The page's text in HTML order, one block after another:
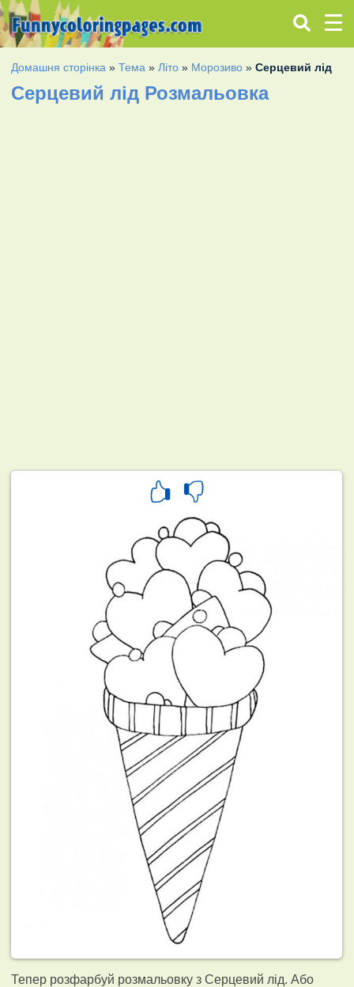
Домашня сторінка »Тема » Літо » Морозиво »Серцевий лід
Серцевий лід Розмальовка
Тепер розфарбуй розмальовку з Серцевий лід. Або